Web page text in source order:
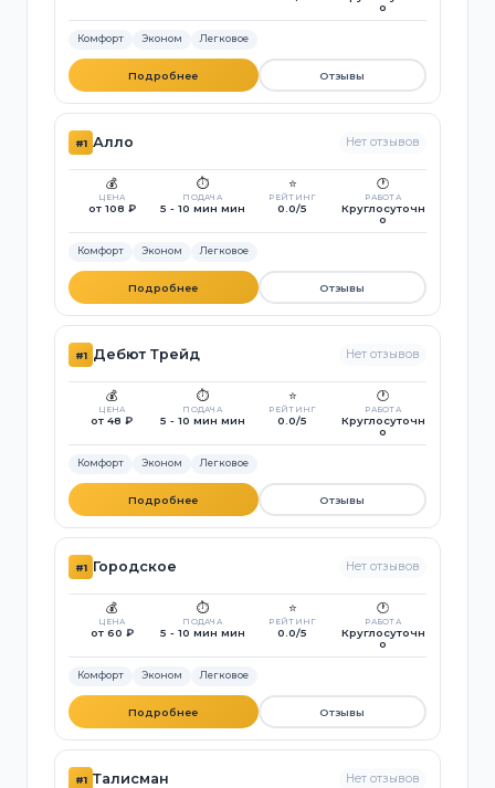
о
Комфорт Эконом Легковое
Подробнее Отзывы
#1 Алло Нет отзывов
💰
ЦЕНА
от 108 ₽
⏱️
ПОДАЧА
5 - 10 мин мин
⭐
РЕЙТИНГ
0.0/5
🕐
РАБОТА
Круглосуточн
о
Комфорт Эконом Легковое
Подробнее Отзывы
#1 Дебют Трейд Нет отзывов
💰
ЦЕНА
от 48 ₽
⏱️
ПОДАЧА
5 - 10 мин мин
⭐
РЕЙТИНГ
0.0/5
🕐
РАБОТА
Круглосуточн
о
Комфорт Эконом Легковое
Подробнее Отзывы
#1 Городское Нет отзывов
💰
ЦЕНА
от 60 ₽
⏱️
ПОДАЧА
5 - 10 мин мин
⭐
РЕЙТИНГ
0.0/5
🕐
РАБОТА
Круглосуточн
о
Комфорт Эконом Легковое
Подробнее Отзывы
#1 Талисман Нет отзывов